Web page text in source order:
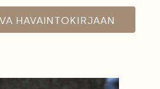
HAVAINTOKIRJAAN